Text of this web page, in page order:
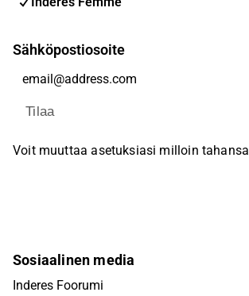
Sähköpostiosoite
Tilaa
Voit muuttaa asetuksiasi milloin tahansa
Sosiaalinen media
Inderes Foorumi